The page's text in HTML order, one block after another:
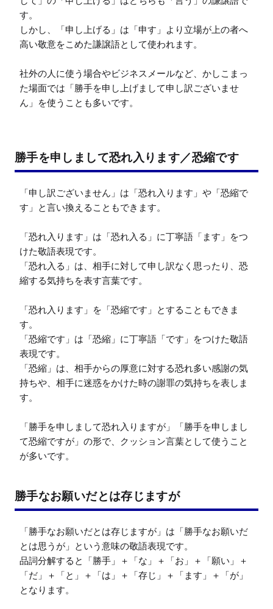
す。
しかし、「申し上げる」は「申す」より立場が上の者へ
高い敬意をこめた謙譲語として使われます。
社外の人に使う場合やビジネスメールなど、かしこまっ
た場面では「勝手を申し上げまして申し訳ございませ
ん」を使うことも多いです。
勝手を申しまして恐れ入ります／恐縮です
「申し訳ございません」は「恐れ入ります」や「恐縮で
す」と言い換えることもできます。
「恐れ入ります」は「恐れ入る」に丁寧語「ます」をつ
けた敬語表現です。
「恐れ入る」は、相手に対して申し訳なく思ったり、恐
縮する気持ちを表す言葉です。
「恐れ入ります」を「恐縮です」とすることもできま
す。
「恐縮です」は「恐縮」に丁寧語「です」をつけた敬語
表現です。
「恐縮」は、相手からの厚意に対する恐れ多い感謝の気
持ちや、相手に迷惑をかけた時の謝罪の気持ちを表しま
す。
「勝手を申しまして恐れ入りますが」「勝手を申しまし
て恐縮ですが」の形で、クッション言葉として使うこと
が多いです。
勝手なお願いだとは存じますが
「勝手なお願いだとは存じますが」は「勝手なお願いだ
とは思うが」という意味の敬語表現です。
品詞分解すると「勝手」＋「な」＋「お」＋「願い」＋
「だ」＋「と」＋「は」＋「存じ」＋「ます」＋「が」
となります。